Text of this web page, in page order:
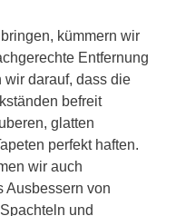
kümmern wir
Entfernung
wir darauf, dass die
befreit
glatten
perfekt haften.
wir auch
Ausbessern von
und